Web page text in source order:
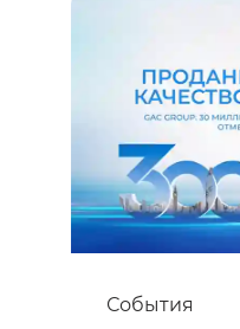
События